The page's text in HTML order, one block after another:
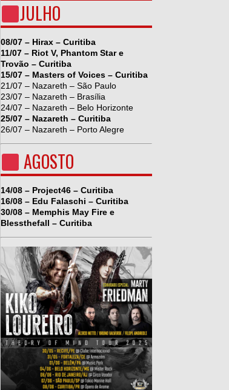
JULHO
08/07 – Hirax – Curitiba
11/07 – Riot V, Phantom Star e
Trovão – Curitiba
15/07 – Masters of Voices – Curitiba
21/07 – Nazareth – São Paulo
23/07 – Nazareth – Brasília
24/07 – Nazareth – Belo Horizonte
25/07 – Nazareth – Curitiba
26/07 – Nazareth – Porto Alegre
AGOSTO
14/08 – Project46 – Curitiba
16/08 – Edu Falaschi – Curitiba
30/08 – Memphis May Fire e
Blessthefall – Curitiba